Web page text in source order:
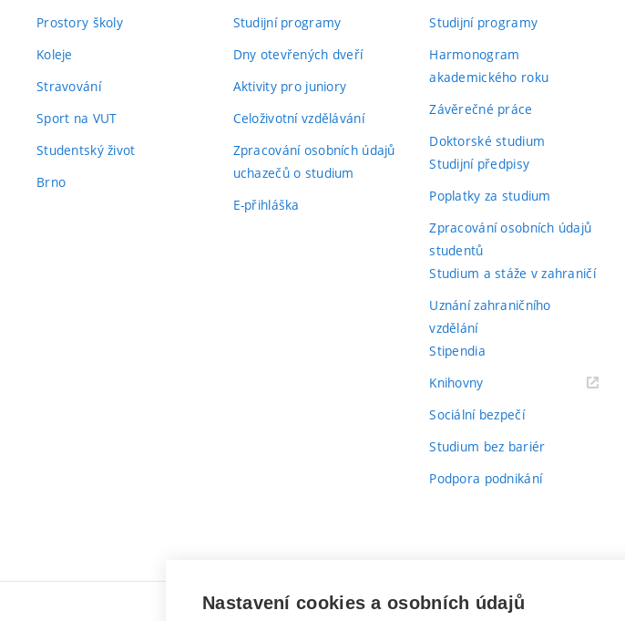
Prostory školy
Koleje
Stravování
Sport na VUT
Studentský život
Brno
Studijní programy
Dny otevřených dveří
Aktivity pro juniory
Celoživotní vzdělávání
Zpracování osobních údajů
uchazečů o studium
E-přihláška
Studijní programy
Harmonogram
akademického roku
Závěrečné práce
Doktorské studium
Studijní předpisy
Poplatky za studium
Zpracování osobních údajů
studentů
Studium a stáže v zahraničí
Uznání zahraničního
vzdělání
Stipendia
Knihovny(externí
Sociální bezpečí
Studium bez bariér
Podpora podnikání
Nastavení cookies a osobních údajů